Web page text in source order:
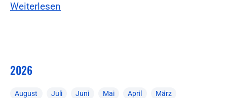
Weiterlesen
2026
August Juli Juni Mai April März